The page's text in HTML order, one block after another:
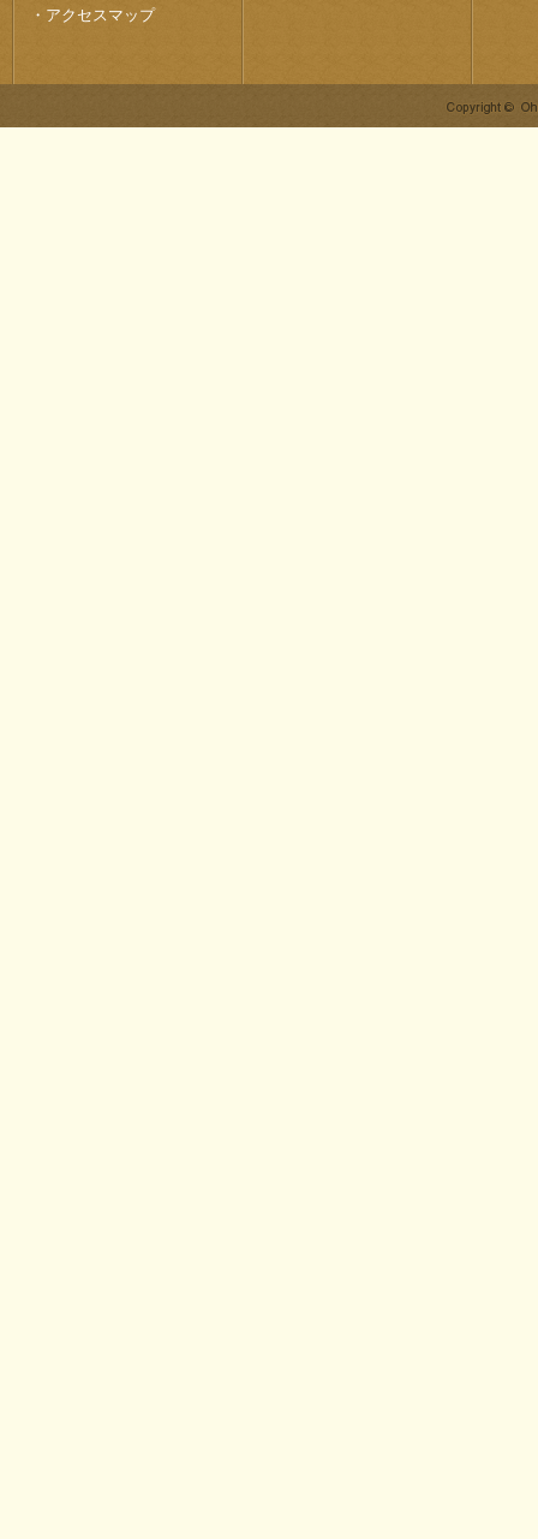
・ アクセスマップ